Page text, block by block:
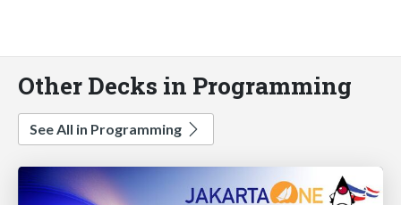
Other Decks in Programming
See All in Programming